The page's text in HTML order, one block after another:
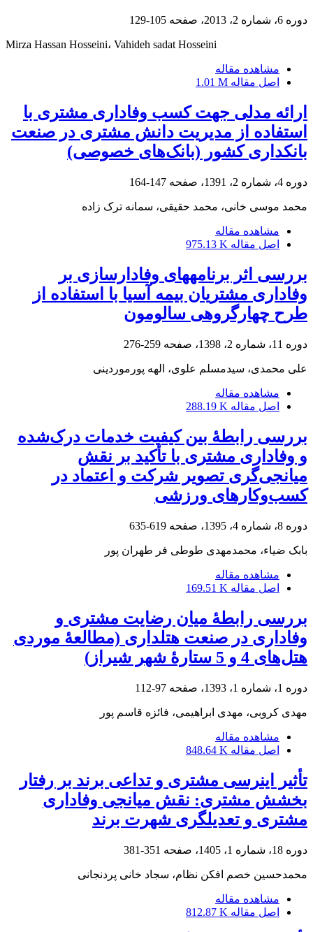
دوره 6، شماره 2، 2013، صفحه 105-129
Mirza Hassan Hosseini، Vahideh sadat Hosseini
مشاهده مقاله
اصل مقاله 1.01 M
ارائه مدلی جهت کسب وفاداری مشتری با
استفاده از مدیریت دانش مشتری در صنعت
بانکداری کشور (بانک‌های خصوصی)
دوره 4، شماره 2، 1391، صفحه 147-164
محمد موسی خانی، محمد حقیقی، سمانه ترک زاده
مشاهده مقاله
اصل مقاله 975.13 K
بررسی اثر برنامه‎های وفادارسازی بر
وفاداری مشتریان بیمه آسیا با استفاده از
طرح چهارگروهی سالومون
دوره 11، شماره 2، 1398، صفحه 259-276
علی محمدی، سیدمسلم علوی، الهه پورموردینی
مشاهده مقاله
اصل مقاله 288.19 K
بررسی رابطۀ بین کیفیت خدمات درک‌شده
و وفاداری مشتری با تأکید بر نقش
میانجی‌گری تصویر شرکت و اعتماد در
کسب‌وکارهای ورزشی
دوره 8، شماره 4، 1395، صفحه 619-635
بابک ضیاء، محمدمهدی طوطی فر طهران پور
مشاهده مقاله
اصل مقاله 169.51 K
بررسی رابطۀ میان رضایت مشتری و
وفاداری در صنعت هتلداری (مطالعۀ موردی
هتل‌های 4 و 5 ستارۀ شهر شیراز)
دوره 1، شماره 1، 1393، صفحه 97-112
مهدی کروبی، مهدی ابراهیمی، فائزه قاسم پور
مشاهده مقاله
اصل مقاله 848.64 K
تأثیر اینرسی مشتری و تداعی برند بر رفتار
بخشش مشتری: نقش میانجی وفاداری
مشتری و تعدیلگری شهرت برند
دوره 18، شماره 1، 1405، صفحه 351-381
محمدحسین خصم افکن نظام، سجاد خانی پردنجانی
مشاهده مقاله
اصل مقاله 812.87 K